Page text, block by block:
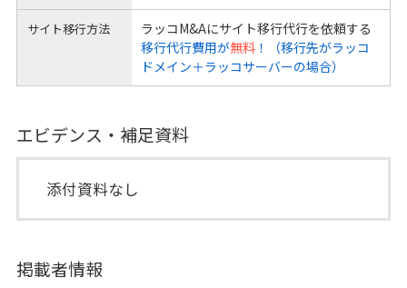
サイト移行方法
ラッコM&Aにサイト移行代行を依頼する
移行代行費用が無料！（移行先がラッコ
ドメイン＋ラッコサーバーの場合）
エビデンス・補足資料
添付資料なし
掲載者情報